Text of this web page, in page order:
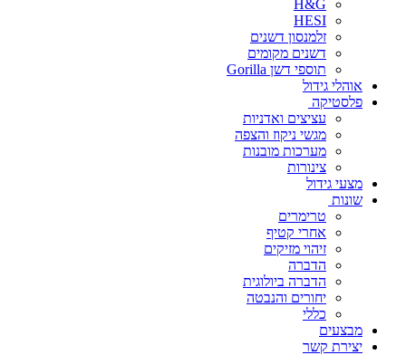
H&G
HESI
זלמנסון דשנים
דשנים מקומים
תוספי דשן Gorilla
אוהלי גידול
פלסטיקה
עציצים ואדניות
מגשי ניקוז והצפה
מערכות מובנות
צינורות
מצעי גידול
שונות
טרימרים
אחרי קטיף
זיהוי מזיקים
הדברה
הדברה ביולוגית
יחורים והנבטה
כללי
מבצעים
יצירת קשר